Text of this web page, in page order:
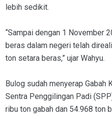
lebih sedikit.
“Sampai dengan 1 November
beras dalam negeri telah
ton setara beras,” ujar Wahyu.
Bulog sudah menyerap Gabah
Sentra Penggilingan Padi
ribu ton gabah dan 54.968 ton